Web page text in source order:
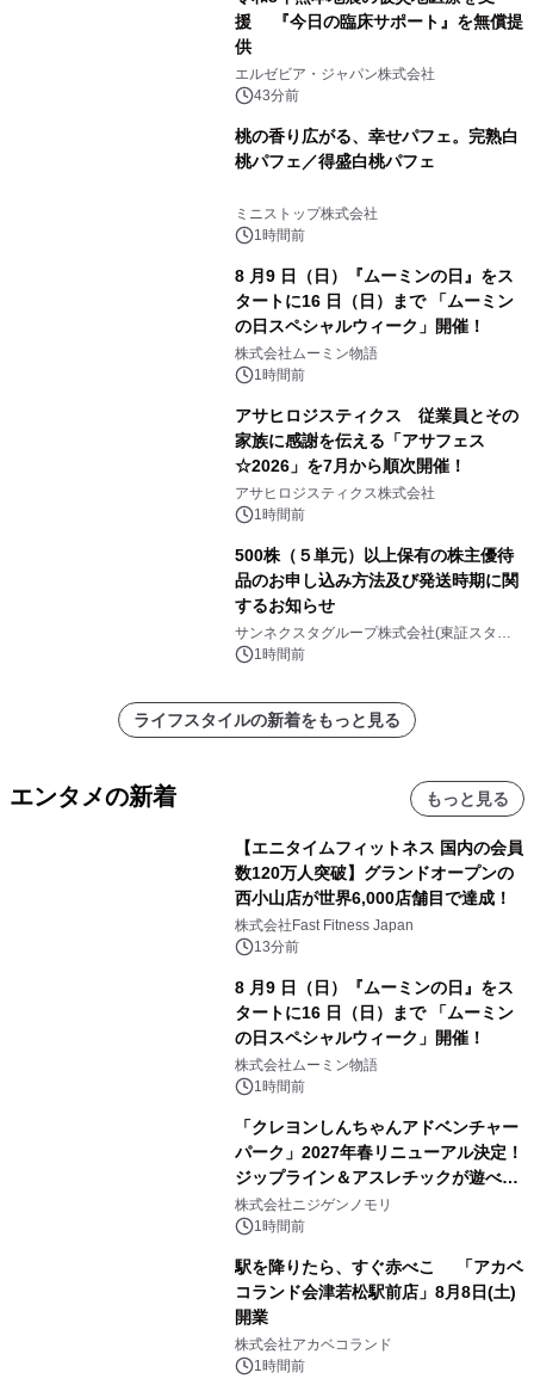
援 『今日の臨床サポート』を無償提
供
エルゼビア・ジャパン株式会社
43分前
桃の香り広がる、幸せパフェ。完熟白
桃パフェ／得盛白桃パフェ
ミニストップ株式会社
1時間前
8 月9 日（日）『ムーミンの日』をス
タートに16 日（日）まで 「ムーミン
の日スペシャルウィーク」開催！
株式会社ムーミン物語
1時間前
アサヒロジスティクス 従業員とその
家族に感謝を伝える「アサフェス
☆2026」を7月から順次開催！
アサヒロジスティクス株式会社
1時間前
500株（５単元）以上保有の株主優待
品のお申し込み方法及び発送時期に関
するお知らせ
サンネクスタグループ株式会社(東証スタン
ダード上場 コード8945）
1時間前
ライフスタイルの新着をもっと見る
エンタメの新着 もっと見る
【エニタイムフィットネス 国内の会員
数120万人突破】グランドオープンの
西小山店が世界6,000店舗目で達成！
株式会社Fast Fitness Japan
13分前
8 月9 日（日）『ムーミンの日』をス
タートに16 日（日）まで 「ムーミン
の日スペシャルウィーク」開催！
株式会社ムーミン物語
1時間前
「クレヨンしんちゃんアドベンチャー
パーク」2027年春リニューアル決定！
ジップライン＆アスレチックが遊べる
のは今年が最後！ 「ラスト！ドキがム
ネムネ～大作戦！」始動
株式会社ニジゲンノモリ
1時間前
駅を降りたら、すぐ赤べこ 「アカベ
コランド会津若松駅前店」8月8日(土)
開業
株式会社アカベコランド
1時間前